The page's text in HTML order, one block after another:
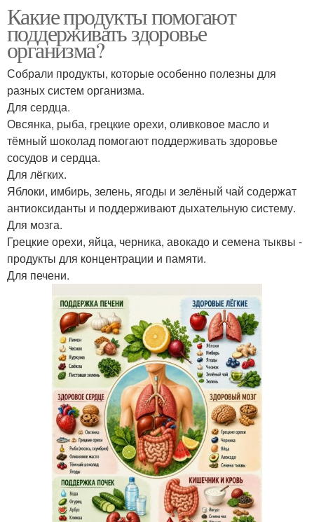
Какие продукты помогают
поддерживать здоровье
организма?
Собрали продукты, которые особенно полезны для
разных систем организма.
Для сердца.
Овсянка, рыба, грецкие орехи, оливковое масло и
тёмный шоколад помогают поддерживать здоровье
сосудов и сердца.
Для лёгких.
Яблоки, имбирь, зелень, ягоды и зелёный чай содержат
антиоксиданты и поддерживают дыхательную систему.
Для мозга.
Грецкие орехи, яйца, черника, авокадо и семена тыквы -
продукты для концентрации и памяти.
Для печени.